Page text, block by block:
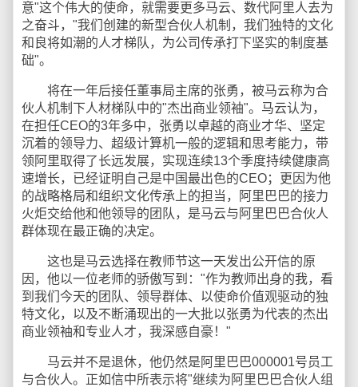
意"这个伟大的使命，就需要更多马云、数代阿里人去为
之奋斗，"我们创建的新型合伙人机制，我们独特的文化
和良将如潮的人才梯队，为公司传承打下坚实的制度基
础"。
将在一年后接任董事局主席的张勇，被马云称为合
伙人机制下人材梯队中的"杰出商业领袖"。马云认为，
在担任CEO的3年多中，张勇以卓越的商业才华、坚定
沉着的领导力、超级计算机一般的逻辑和思考能力，带
领阿里取得了长远发展，实现连续13个季度持续健康高
速增长，已经证明自己是中国最出色的CEO；更因为他
的战略格局和组织文化传承上的担当，阿里巴巴的接力
火炬交给他和他领导的团队，是马云与阿里巴巴合伙人
群体现在最正确的决定。
这也是马云选择在教师节这一天发出公开信的原
因，他以一位老师的骄傲写到："作为教师出身的我，看
到我们今天的团队、领导群体、以使命价值观驱动的独
特文化，以及不断涌现出的一大批以张勇为代表的杰出
商业领袖和专业人才，我深感自豪！"
马云并不是退休，他仍然是阿里巴巴000001号员工
与合伙人。正如信中所表示将"继续为阿里巴巴合伙人组